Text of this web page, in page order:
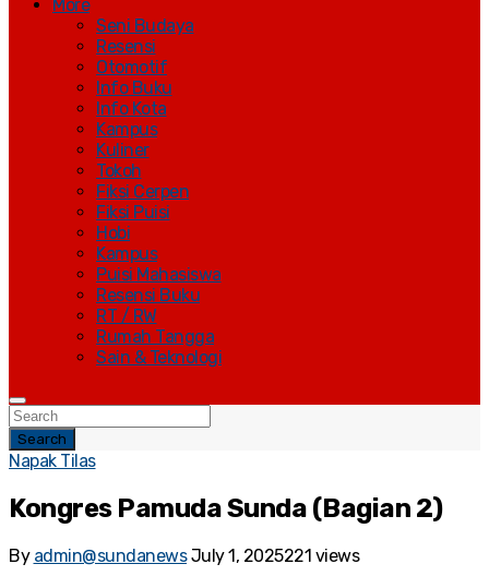
More
Seni Budaya
Resensi
Otomotif
Info Buku
Info Kota
Kampus
Kuliner
Tokoh
Fiksi Cerpen
Fiksi Puisi
Hobi
Kampus
Puisi Mahasiswa
Resensi Buku
RT / RW
Rumah Tangga
Sain & Teknologi
Search
Napak Tilas
Kongres Pamuda Sunda (Bagian 2)
By admin@sundanews July 1, 2025221 views